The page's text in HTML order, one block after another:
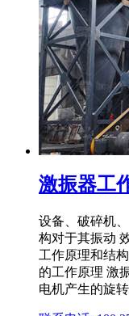
激振器工
设备、破碎机
构对于其振动
工作原理和结
的工作原理 激
电机产生的旋